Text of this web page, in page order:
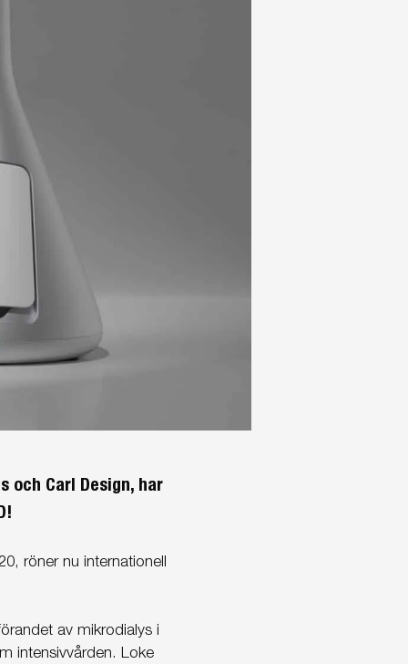
och Carl Design, har
röner nu internationell
av mikrodialys i
intensivvården. Loke